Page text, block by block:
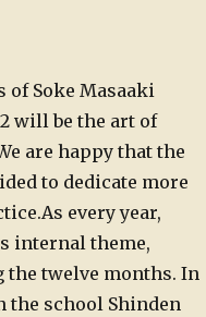
Soke Masaaki
will be the art of
are happy that the
to dedicate more
As every year,
internal theme,
twelve months. In
the school Shinden